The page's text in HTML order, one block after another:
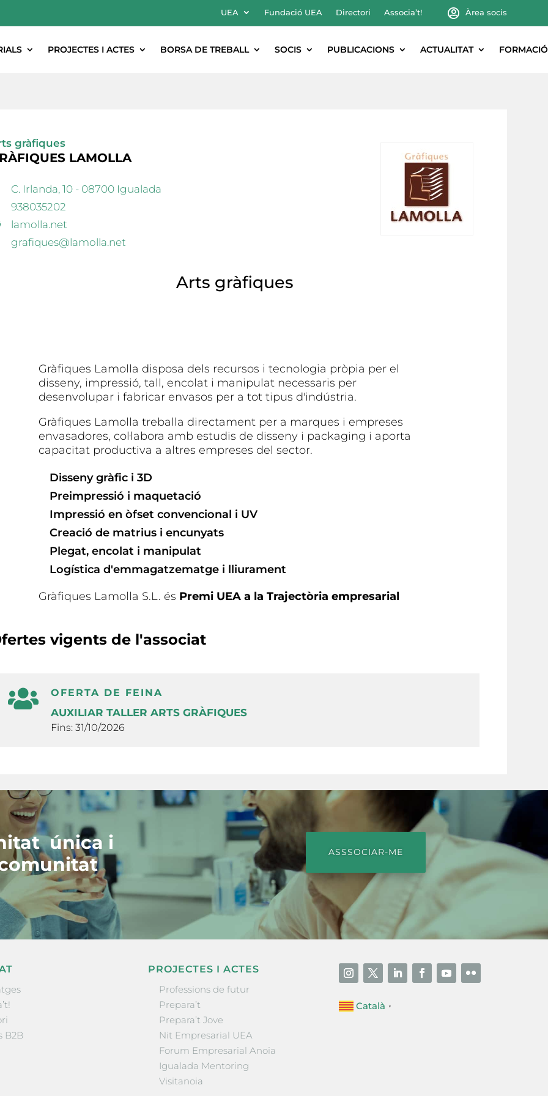
UEA Fundació UEA Directori Associa’t! Àrea socis
PROJECTES I ACTES BORSA DE TREBALL SOCIS PUBLICACIONS ACTUALITAT FORMACIÓ
gràfiques
LAMOLLA
C. Irlanda, 10 - 08700 Igualada
938035202
lamolla.net
grafiques@lamolla.net
Arts gràfiques
Gràfiques Lamolla disposa dels recursos i tecnologia pròpia per el
disseny, impressió, tall, encolat i manipulat necessaris per
desenvolupar i fabricar envasos per a tot tipus d'indústria.
Gràfiques Lamolla treballa directament per a marques i empreses
envasadores, col·labora amb estudis de disseny i packaging i aporta
capacitat productiva a altres empreses del sector.
Disseny gràfic i 3D
Preimpressió i maquetació
Impressió en òfset convencional i UV
Creació de matrius i encunyats
Plegat, encolat i manipulat
Logística d'emmagatzematge i lliurament
Gràfiques Lamolla S.L. és Premi UEA a la Trajectòria empresarial
vigents de l'associat
OFERTA DE FEINA
AUXILIAR TALLER ARTS GRÀFIQUES
Fins: 31/10/2026
única i
ASSSOCIAR-ME
B2B
PROJECTES I ACTES
Professions de futur
Prepara’t
Prepara’t Jove
Nit Empresarial UEA
Forum Empresarial Anoia
Igualada Mentoring
Visitanoia
Català ▼